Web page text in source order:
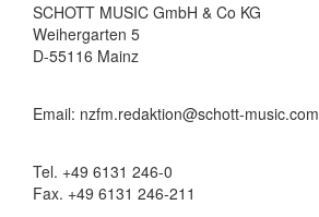
SCHOTT MUSIC GmbH & Co KG
Weihergarten 5
D-55116 Mainz
Email: nzfm.redaktion@schott-music.com
Tel. +49 6131 246-0
Fax. +49 6131 246-211